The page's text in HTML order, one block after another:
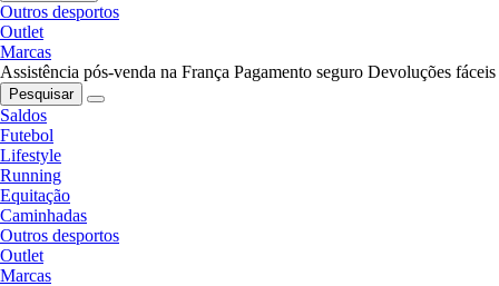
Outros desportos
Outlet
Marcas
Assistência pós-venda na França Pagamento seguro Devoluções fáceis
Pesquisar
Saldos
Futebol
Lifestyle
Running
Equitação
Caminhadas
Outros desportos
Outlet
Marcas